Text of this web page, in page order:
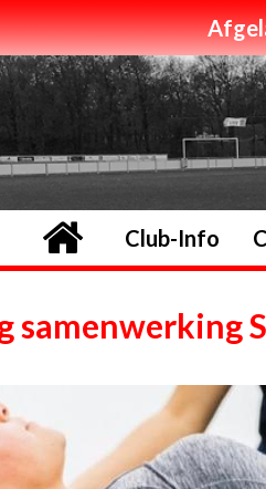
Home Club-Info
samenwerking